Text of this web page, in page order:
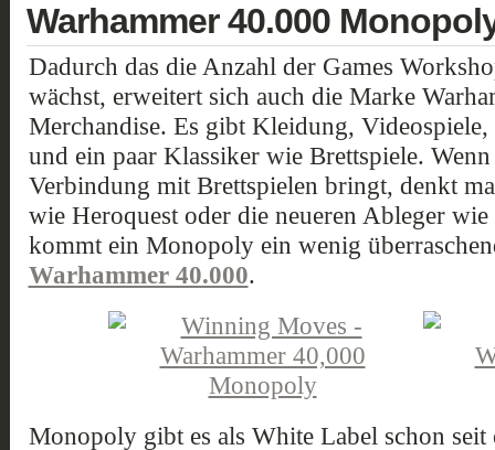
Warhammer 40.000
Dadurch das die Anzahl der Games
wächst, erweitert sich auch die Marke
Merchandise. Es gibt Kleidung,
und ein paar Klassiker wie Brettspiele.
Verbindung mit Brettspielen bringt, denkt
wie Heroquest oder die neueren Ableger
kommt ein Monopoly ein wenig
Warhammer 40.000.
Monopoly gibt es als White Label schon